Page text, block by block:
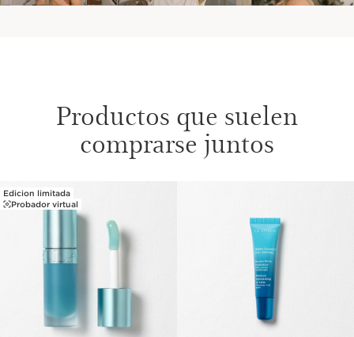
Productos que suelen
comprarse juntos
IR AL CONTENIDO
Edicion limitada
Probador virtual